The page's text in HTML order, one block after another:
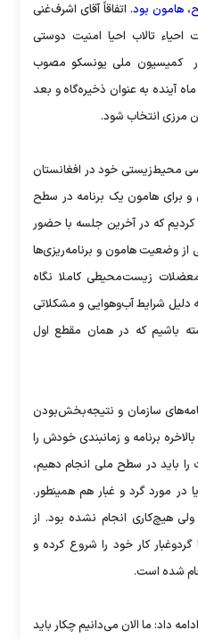
هامون بود. اتفاقاً آقای اشرف‌غنی
احیاء تالاب احیا امنیت دوستی
کمیسیون ملی یونسکو مصوب
آینده به عنوان ذخیره‌گاه و بعد
مرزی انتخاب شود.
محیط‌زیستی خود در افغانستان
و برای هامون یک برنامه در سطح
کردیم که در آخرین جلسه با حضور
از وضعیت هامون و برنامه‌ریزی‌ها
زیست‌محیطی کاملا نگاه
دلیل شرایط آب‌و‌هوایی ‌و مشکلاتی
باشیم که در همان مقطع اول
سازمان و نتیجه‌بخش‌بودن
برنامه و زمانبندی خودش را
را باید در سطح ملی انجام دهیم،
مورد گرد و غبار هم همینطور.
هیچ‌کاری انجام نشده بود. از
کار خود را شروع کرده و
شده است.
داد: ما الان می‌دانیم چکار باید